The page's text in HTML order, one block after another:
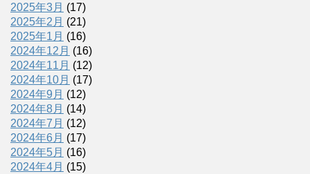
2025年3月 (17)
2025年2月 (21)
2025年1月 (16)
2024年12月 (16)
2024年11月 (12)
2024年10月 (17)
2024年9月 (12)
2024年8月 (14)
2024年7月 (12)
2024年6月 (17)
2024年5月 (16)
2024年4月 (15)